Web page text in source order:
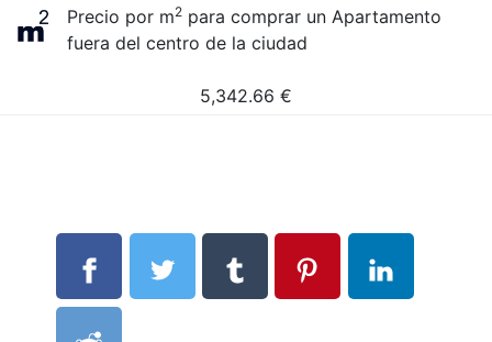
Precio por m2 para comprar un Apartamento
fuera del centro de la ciudad
5,342.66 €